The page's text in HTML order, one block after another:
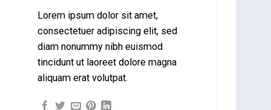
Lorem ipsum dolor sit amet,
consectetuer adipiscing elit, sed
diam nonummy nibh euismod
tincidunt ut laoreet dolore magna
aliquam erat volutpat.